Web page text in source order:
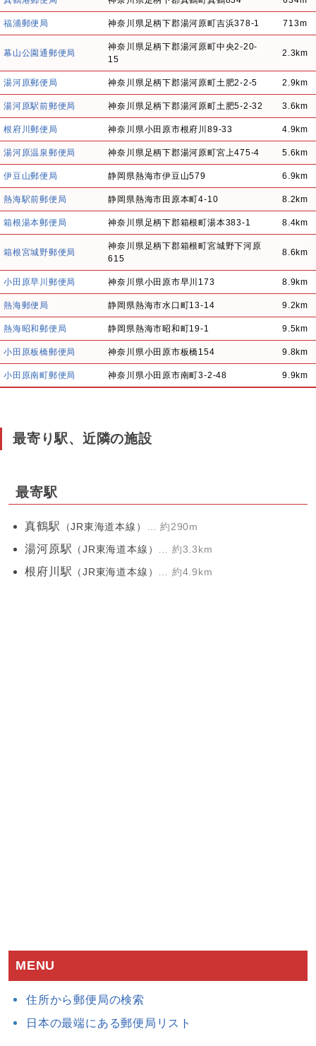
福浦郵便局 神奈川県足柄下郡湯河原町吉浜378-1 713m
幕山公園通郵便局
神奈川県足柄下郡湯河原町中央2-20-
15
2.3km
湯河原郵便局 神奈川県足柄下郡湯河原町土肥2-2-5 2.9km
湯河原駅前郵便局 神奈川県足柄下郡湯河原町土肥5-2-32 3.6km
根府川郵便局 神奈川県小田原市根府川89-33 4.9km
湯河原温泉郵便局 神奈川県足柄下郡湯河原町宮上475-4 5.6km
伊豆山郵便局 静岡県熱海市伊豆山579 6.9km
熱海駅前郵便局 静岡県熱海市田原本町4-10 8.2km
箱根湯本郵便局 神奈川県足柄下郡箱根町湯本383-1 8.4km
箱根宮城野郵便局
神奈川県足柄下郡箱根町宮城野下河原
615
8.6km
小田原早川郵便局 神奈川県小田原市早川173 8.9km
熱海郵便局 静岡県熱海市水口町13-14 9.2km
熱海昭和郵便局 静岡県熱海市昭和町19-1 9.5km
小田原板橋郵便局 神奈川県小田原市板橋154 9.8km
小田原南町郵便局 神奈川県小田原市南町3-2-48 9.9km
最寄り駅、近隣の施設
最寄駅
真鶴駅 （JR東海道本線） … 約290m
湯河原駅 （JR東海道本線） … 約3.3km
根府川駅 （JR東海道本線） … 約4.9km
MENU
住所から郵便局の検索
日本の最端にある郵便局リスト